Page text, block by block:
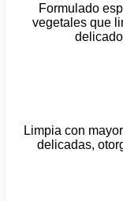
Formulado
vegetales que
Limpia con
delicadas,